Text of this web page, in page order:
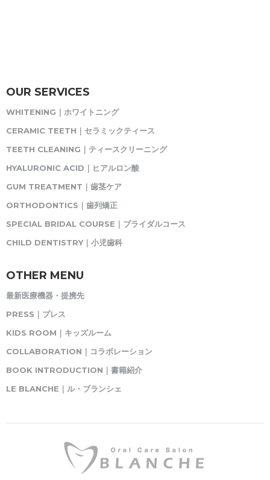
OUR SERVICES
WHITENING｜ホワイトニング
CERAMIC TEETH｜セラミックティース
TEETH CLEANING｜ティースクリーニング
HYALURONIC ACID｜ヒアルロン酸
GUM TREATMENT｜歯茎ケア
ORTHODONTICS｜歯列矯正
SPECIAL BRIDAL COURSE｜ブライダルコース
CHILD DENTISTRY｜小児歯科
OTHER MENU
最新医療機器・提携先
PRESS｜プレス
KIDS ROOM｜キッズルーム
COLLABORATION｜コラボレーション
BOOK INTRODUCTION｜書籍紹介
LE BLANCHE｜ル・ブランシェ